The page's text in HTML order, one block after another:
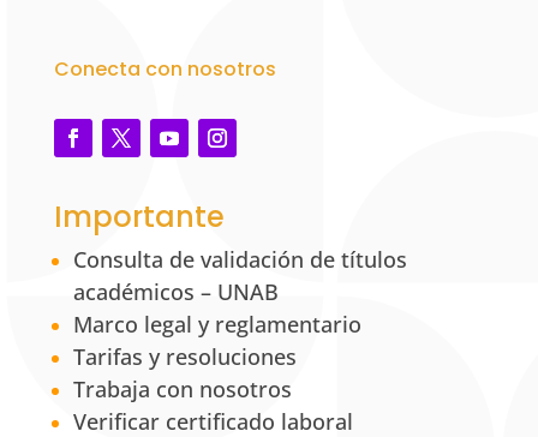
Conecta con nosotros
Importante
Consulta de validación de títulos
académicos – UNAB
Marco legal y reglamentario
Tarifas y resoluciones
Trabaja con nosotros
Verificar certificado laboral